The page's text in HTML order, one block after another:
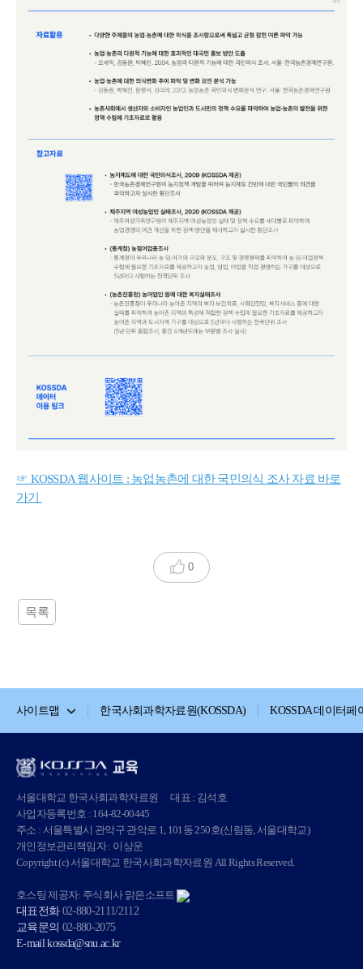
☞ KOSSDA 웹사이트 : 농업농촌에 대한 국민의식 조사 자료 바로
가기
0
목록
사이트맵 한국사회과학자료원(KOSSDA) KOSSDA 데이터페
서울대학교 한국사회과학자료원
대표 : 김석호
사업자등록번호 : 164-82-00445
주소 : 서울특별시 관악구 관악로 1, 101동 250호(신림동, 서울대학교)
개인정보관리책임자 : 이상운
Copyright (c) 서울대학교 한국사회과학자료원 All Rights Reserved.
호스팅 제공자: 주식회사 맑은소프트
대표전화02-880-2111/2112
교육문의 02-880-2075
E-mail kossda@snu.ac.kr